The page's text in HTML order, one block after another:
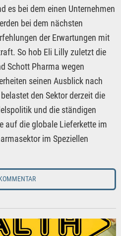
es bei dem einen Unternehmen
bei dem nächsten
der Erwartungen mit
So hob Eli Lilly zuletzt die
Schott Pharma wegen
seinen Ausblick nach
den Sektor derzeit die
und die ständigen
auf die globale Lieferkette im
im Speziellen